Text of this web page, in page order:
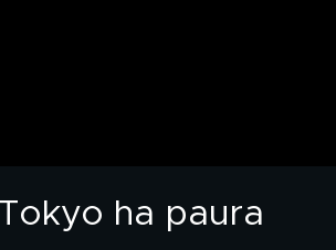
ha paura